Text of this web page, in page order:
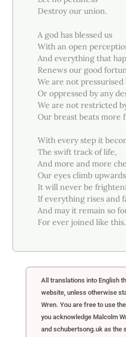
Destroy our union.
A god has blessed us
With an open
And everything that
Renews our good
We are not pressurised
Or oppressed by any
We are not restricted
Our breast beats more
With every step it
The swift track of life,
And more and more
Our eyes climb
It will never be
If everything rises and
And may it remain so
For ever joined like this.
All translations into English
website, unless otherwise
Wren. You are free to use
you acknowledge Malcolm
and schubertsong.uk as the